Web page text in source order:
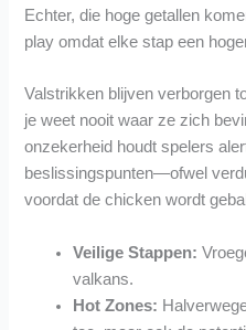
Echter, die hoge getallen
play omdat elke stap een
Valstrikken blijven verborgen
je weet nooit waar ze zich
onzekerheid houdt spelers
beslissingspunten—ofwel
voordat de chicken wordt
Veilige Stappen:
valkans.
Hot Zones: